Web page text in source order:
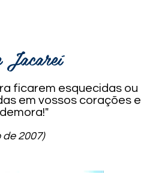
Jacareí
ficarem esquecidas ou
em vossos corações e
2007)